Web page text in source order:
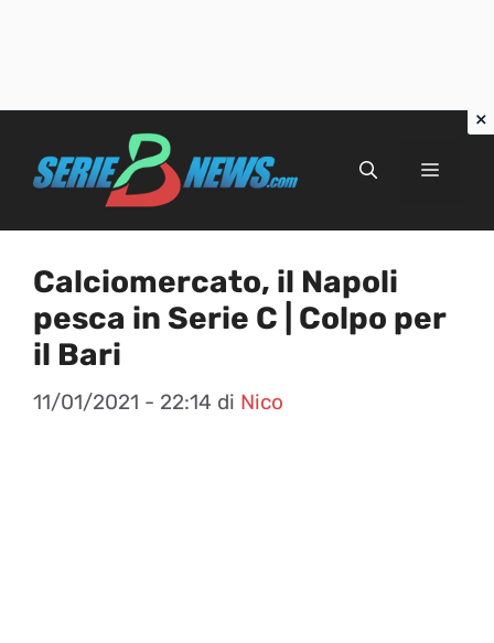
Menu
Calciomercato, il Napoli
pesca in Serie C | Colpo per
il Bari
11/01/2021 - 22:14 di Nico